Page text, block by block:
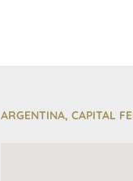
ARGENTINA, CAPITAL